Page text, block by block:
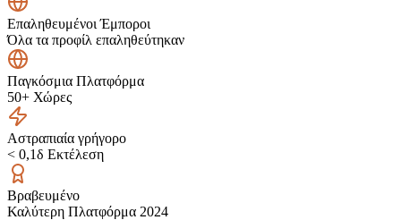
Επαληθευμένοι Έμποροι
Όλα τα προφίλ επαληθεύτηκαν
Παγκόσμια Πλατφόρμα
50+ Χώρες
Αστραπιαία γρήγορο
< 0,1δ Εκτέλεση
Βραβευμένο
Καλύτερη Πλατφόρμα 2024